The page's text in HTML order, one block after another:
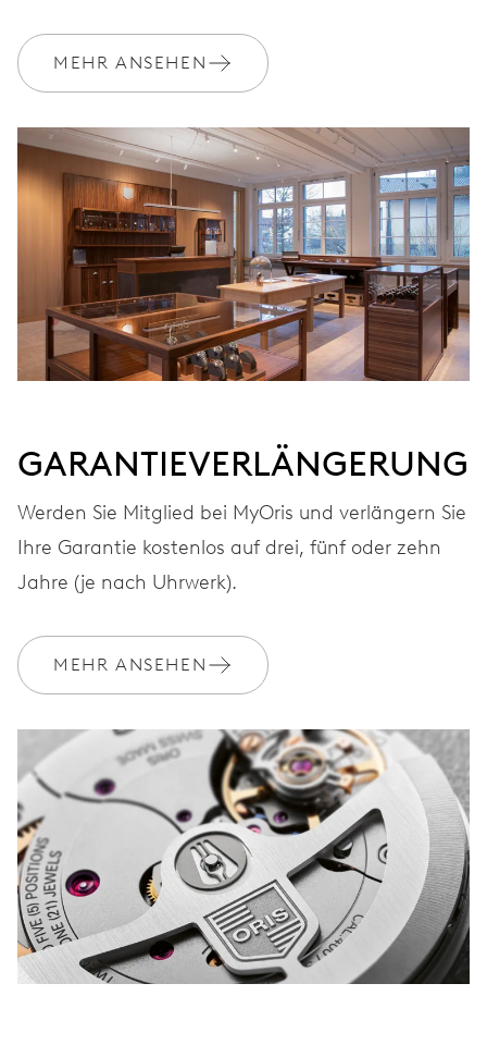
KALIBER
676
ABMESSUNGEN
Ø 30.00 mm, 13 1/4’’’
AUFZUG
Automatischer Aufzug mit rotem Rotor
FREQUENZ
28.800 A/h, 4 Hz
Werden Sie Mitglied bei MyOris und verlängern Sie Ihre Garantie
kostenlos auf 3 Jahre
MEHR ANSEHEN
GARANTIEVERLÄNGERUNG
Werden Sie Mitglied bei MyOris und verlängern Sie
Ihre Garantie kostenlos auf drei, fünf oder zehn
Jahre (je nach Uhrwerk).
MEHR ANSEHEN